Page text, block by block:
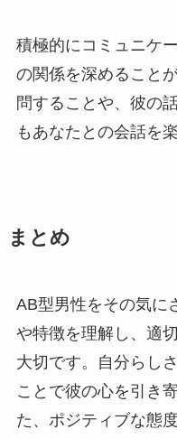
積極的にコミュニケ
の関係を深めること
問することや、彼の
もあなたとの会話を
まとめ
AB型男性をその気に
や特徴を理解し、適
大切です。自分らし
ことで彼の心を引き
た、ポジティブな態